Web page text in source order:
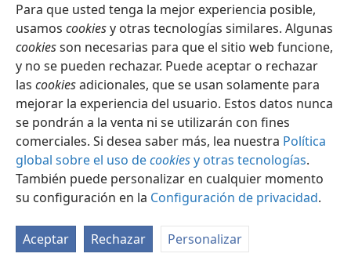
Para que usted tenga la mejor experiencia posible,
usamos cookiesy otras tecnologías similares. Algunas
cookiesson necesarias para que el sitio web funcione,
y no se pueden rechazar. Puede aceptar o rechazar
las cookiesadicionales, que se usan solamente para
mejorar la experiencia del usuario. Estos datos nunca
se pondrán a la venta ni se utilizarán con fines
comerciales. Si desea saber más, lea nuestra Política
global sobre el uso decookiesy otras tecnologías.
También puede personalizar en cualquier momento
su configuración en la Configuración de privacidad.
Aceptar Rechazar Personalizar
Español Configuración
Copyright© 2026 Watch Tower Bible and Tract Society of Pennsylvania
Condiciones de uso
Política de privacidad
Configuración de privacidad
JW.ORG Iniciar sesión